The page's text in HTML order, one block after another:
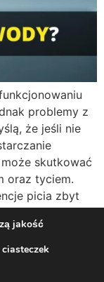
problemy z
że jeśli nie
skutkować
oraz tyciem.
picia zbyt
online!
jakość